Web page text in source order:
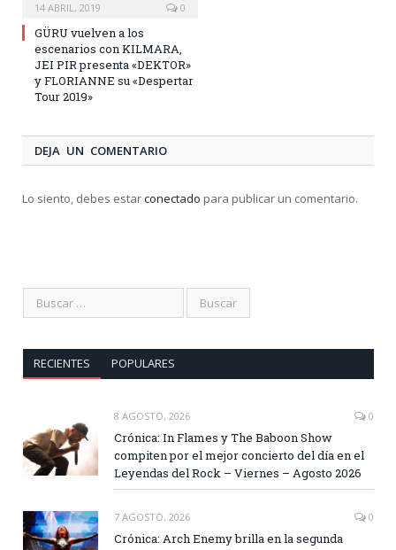
14 ABRIL, 2019 0
GÜRU vuelven a los
escenarios con KILMARA,
JEI PIR presenta «DEKTOR»
y FLORIANNE su «Despertar
Tour 2019»
DEJA UN COMENTARIO
Lo siento, debes estarconectado para publicar un comentario.
RECIENTES POPULARES
8 AGOSTO, 2026 0
Crónica: In Flames y The Baboon Show
compiten por el mejor concierto del día en el
Leyendas del Rock – Viernes – Agosto 2026
7 AGOSTO, 2026 0
Crónica: Arch Enemy brilla en la segunda